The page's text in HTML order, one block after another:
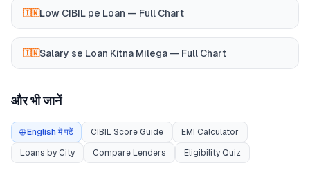
🇮🇳Low CIBIL pe Loan — Full Chart
🇮🇳Salary se Loan Kitna Milega — Full Chart
और भी जानें
🌐 English में पढ़ें CIBIL Score Guide EMI Calculator
Loans by City Compare Lenders Eligibility Quiz